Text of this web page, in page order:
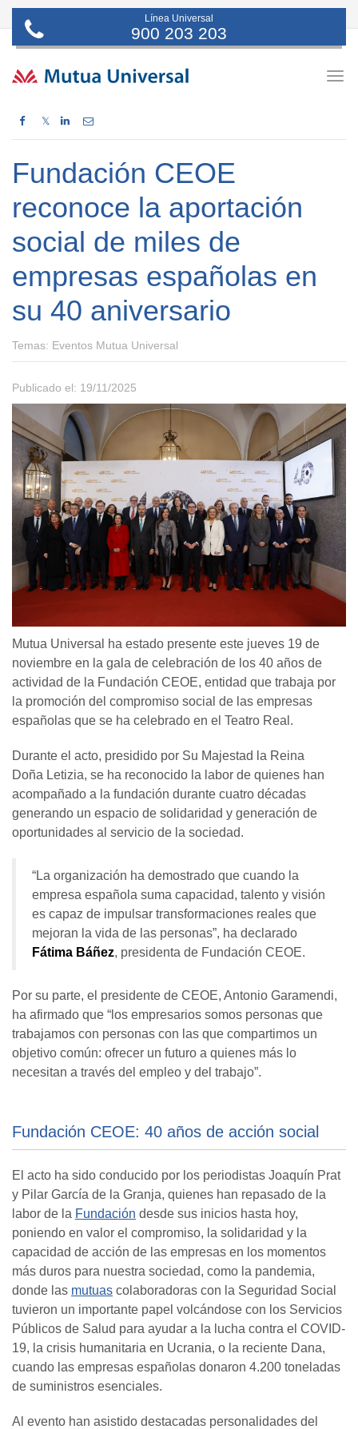
Línea Universal
900 203 203
𝕏
Fundación CEOE
reconoce la aportación
social de miles de
empresas españolas en
su 40 aniversario
Temas: Eventos Mutua Universal
Publicado el: 19/11/2025
Mutua Universal ha estado presente este jueves 19 de
noviembre en la gala de celebración de los 40 años de
actividad de la Fundación CEOE, entidad que trabaja por
la promoción del compromiso social de las empresas
españolas que se ha celebrado en el Teatro Real.
Durante el acto, presidido por Su Majestad la Reina
Doña Letizia, se ha reconocido la labor de quienes han
acompañado a la fundación durante cuatro décadas
generando un espacio de solidaridad y generación de
oportunidades al servicio de la sociedad.
“La organización ha demostrado que cuando la
empresa española suma capacidad, talento y visión
es capaz de impulsar transformaciones reales que
mejoran la vida de las personas”, ha declarado
Fátima Báñez, presidenta de Fundación CEOE.
Por su parte, el presidente de CEOE, Antonio Garamendi,
ha afirmado que “los empresarios somos personas que
trabajamos con personas con las que compartimos un
objetivo común: ofrecer un futuro a quienes más lo
necesitan a través del empleo y del trabajo”.
Fundación CEOE: 40 años de acción social
El acto ha sido conducido por los periodistas Joaquín Prat
y Pilar García de la Granja, quienes han repasado de la
labor de la Fundación desde sus inicios hasta hoy,
poniendo en valor el compromiso, la solidaridad y la
capacidad de acción de las empresas en los momentos
más duros para nuestra sociedad, como la pandemia,
donde las mutuas colaboradoras con la Seguridad Social
tuvieron un importante papel volcándose con los Servicios
Públicos de Salud para ayudar a la lucha contra el COVID-
19, la crisis humanitaria en Ucrania, o la reciente Dana,
cuando las empresas españolas donaron 4.200 toneladas
de suministros esenciales.
Al evento han asistido destacadas personalidades del